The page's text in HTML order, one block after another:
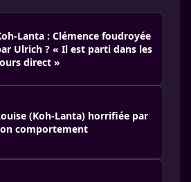
Lanta : Clémence foudroyée
Ulrich ? « Il est parti dans les
direct »
(Koh-Lanta) horrifiée par
comportement